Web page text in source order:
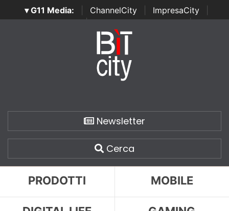
▾ G11 Media: ChannelCity ImpresaCity
SecurityOpenLab | Italian Channel Awards | Italian
Italian Security Awards
Newsletter
Cerca
PRODOTTI MOBILE